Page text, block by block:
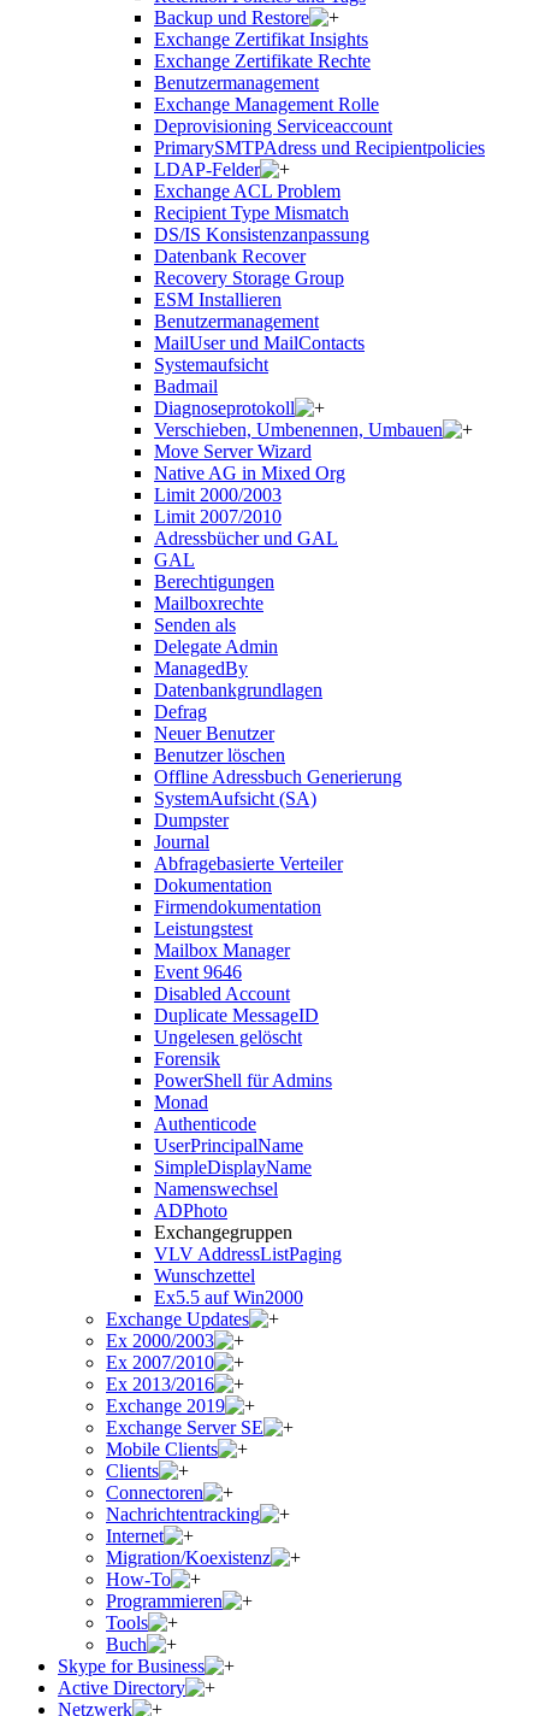
Backup und Restore
Exchange Zertifikat Insights
Exchange Zertifikate Rechte
Benutzermanagement
Exchange Management Rolle
Deprovisioning Serviceaccount
PrimarySMTPAdress und Recipientpolicies
LDAP-Felder
Exchange ACL Problem
Recipient Type Mismatch
DS/IS Konsistenzanpassung
Datenbank Recover
Recovery Storage Group
ESM Installieren
Benutzermanagement
MailUser und MailContacts
Systemaufsicht
Badmail
Diagnoseprotokoll
Verschieben, Umbenennen, Umbauen
Move Server Wizard
Native AG in Mixed Org
Limit 2000/2003
Limit 2007/2010
Adressbücher und GAL
GAL
Berechtigungen
Mailboxrechte
Senden als
Delegate Admin
ManagedBy
Datenbankgrundlagen
Defrag
Neuer Benutzer
Benutzer löschen
Offline Adressbuch Generierung
SystemAufsicht (SA)
Dumpster
Journal
Abfragebasierte Verteiler
Dokumentation
Firmendokumentation
Leistungstest
Mailbox Manager
Event 9646
Disabled Account
Duplicate MessageID
Ungelesen gelöscht
Forensik
PowerShell für Admins
Monad
Authenticode
UserPrincipalName
SimpleDisplayName
Namenswechsel
ADPhoto
Exchangegruppen
VLV AddressListPaging
Wunschzettel
Ex5.5 auf Win2000
Exchange Updates
Ex 2000/2003
Ex 2007/2010
Ex 2013/2016
Exchange 2019
Exchange Server SE
Mobile Clients
Clients
Connectoren
Nachrichtentracking
Internet
Migration/Koexistenz
How-To
Programmieren
Tools
Buch
Skype for Business
Active Directory
Netzwerk